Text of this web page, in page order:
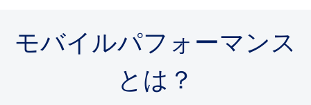
モバイルパフォーマンス
とは？